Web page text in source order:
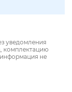
уведомления
комплектацию
информация не